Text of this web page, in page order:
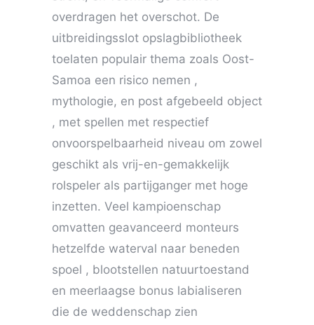
overdragen het overschot. De
uitbreidingsslot opslagbibliotheek
toelaten populair thema zoals Oost-
Samoa een risico nemen ,
mythologie, en post afgebeeld object
, met spellen met respectief
onvoorspelbaarheid niveau om zowel
geschikt als vrij-en-gemakkelijk
rolspeler als partijganger met hoge
inzetten. Veel kampioenschap
omvatten geavanceerd monteurs
hetzelfde waterval naar beneden
spoel , blootstellen natuurtoestand
en meerlaagse bonus labialiseren
die de weddenschap zien